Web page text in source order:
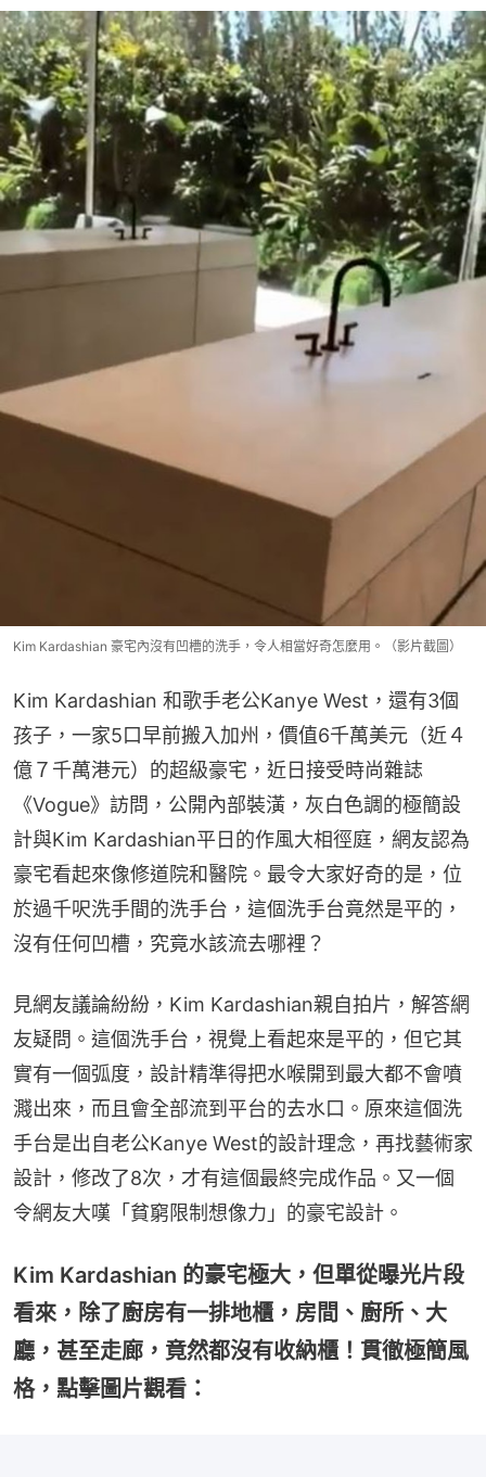
Kim Kardashian 豪宅內沒有凹槽的洗手，令人相當好奇怎麼用。（影片截圖）
Kim Kardashian 和歌手老公Kanye West，還有3個
孩子，一家5口早前搬入加州，價值6千萬美元（近４
億７千萬港元）的超級豪宅，近日接受時尚雜誌
《Vogue》訪問，公開內部裝潢，灰白色調的極簡設
計與Kim Kardashian平日的作風大相徑庭，網友認為
豪宅看起來像修道院和醫院。最令大家好奇的是，位
於過千呎洗手間的洗手台，這個洗手台竟然是平的，
沒有任何凹槽，究竟水該流去哪裡？
見網友議論紛紛，Kim Kardashian親自拍片，解答網
友疑問。這個洗手台，視覺上看起來是平的，但它其
實有一個弧度，設計精準得把水喉開到最大都不會噴
濺出來，而且會全部流到平台的去水口。原來這個洗
手台是出自老公Kanye West的設計理念，再找藝術家
設計，修改了8次，才有這個最終完成作品。又一個
令網友大嘆「貧窮限制想像力」的豪宅設計。
Kim Kardashian 的豪宅極大，但單從曝光片段
看來，除了廚房有一排地櫃，房間、廚所、大
廳，甚至走廊，竟然都沒有收納櫃！貫徹極簡風
格，點擊圖片觀看：